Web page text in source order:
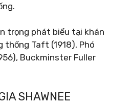
trọng phát biểu tại khán
thống Taft (1918), Phó
Buckminster Fuller
SHAWNEE